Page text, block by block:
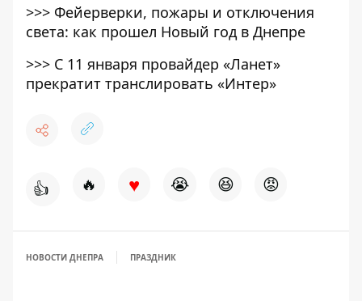
>>> Фейерверки, пожары и отключения
света: как прошел Новый год в Днепре
>>> С 11 января провайдер «Ланет»
прекратит транслировать «Интер»
👍 🔥 ♥ 😭 😆 😡
НОВОСТИ ДНЕПРА ПРАЗДНИК